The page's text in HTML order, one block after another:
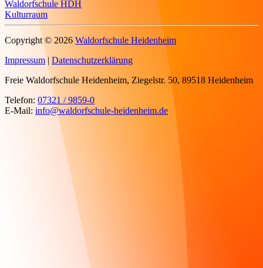
Waldorfschule HDH
Kulturraum
Copyright © 2026 Waldorfschule Heidenheim
Impressum| Datenschutzerklärung
Freie Waldorfschule Heidenheim, Ziegelstr. 50, 89518 Heidenheim
Telefon: 07321 / 9859-0
E-Mail: info@waldorfschule-heidenheim.de